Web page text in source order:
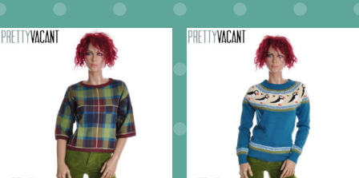
heeft
meerdere
variaties.
Deze
optie
kan
gekozen
variaties.
Deze
optie
kan
gekozen